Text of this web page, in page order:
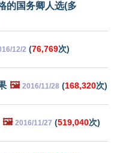
的国务卿人选(多
12/2 (76,769次)
🖼️ 2016/11/28 (168,320次)
🖼️ 2016/11/27 (519,040次)